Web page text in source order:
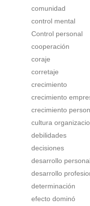
comunidad
control mental
Control personal
cooperación
coraje
corretaje
crecimiento
crecimiento
crecimiento
cultura
debilidades
decisiones
desarrollo
desarrollo
determinación
efecto dominó